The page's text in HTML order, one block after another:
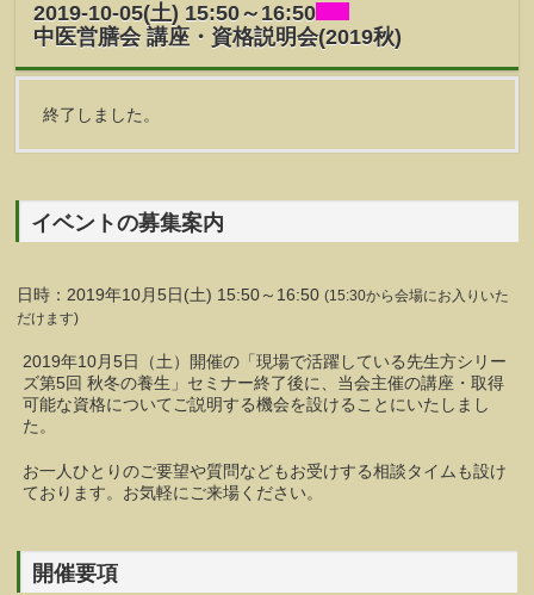
2019-10-05(土) 15:50～16:50
中医営膳会 講座・資格説明会(2019秋)
終了しました。
イベントの募集案内
日時：2019年10月5日(土) 15:50～16:50(15:30から会場にお入りいた
だけます)
2019年10月5日（土）開催の「現場で活躍している先生方シリー
ズ第5回 秋冬の養生」セミナー終了後に、当会主催の講座・取得
可能な資格についてご説明する機会を設けることにいたしまし
た。
お一人ひとりのご要望や質問などもお受けする相談タイムも設け
ております。お気軽にご来場ください。
開催要項